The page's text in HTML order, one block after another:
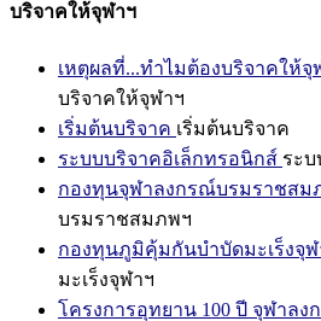
บริจาคให้จุฬาฯ
เหตุผลที่...ทำไมต้องบริจาคให้จุ
บริจาคให้จุฬาฯ
เริ่มต้นบริจาค เริ่มต้นบริจาค
ระบบบริจาคอิเล็กทรอนิกส์ ระ
กองทุนจุฬาลงกรณ์บรมราชสม
บรมราชสมภพฯ
กองทุนภูมิคุ้มกันบำบัดมะเร็งจุฬ
มะเร็งจุฬาฯ
โครงการอุทยาน 100 ปี จุฬาล